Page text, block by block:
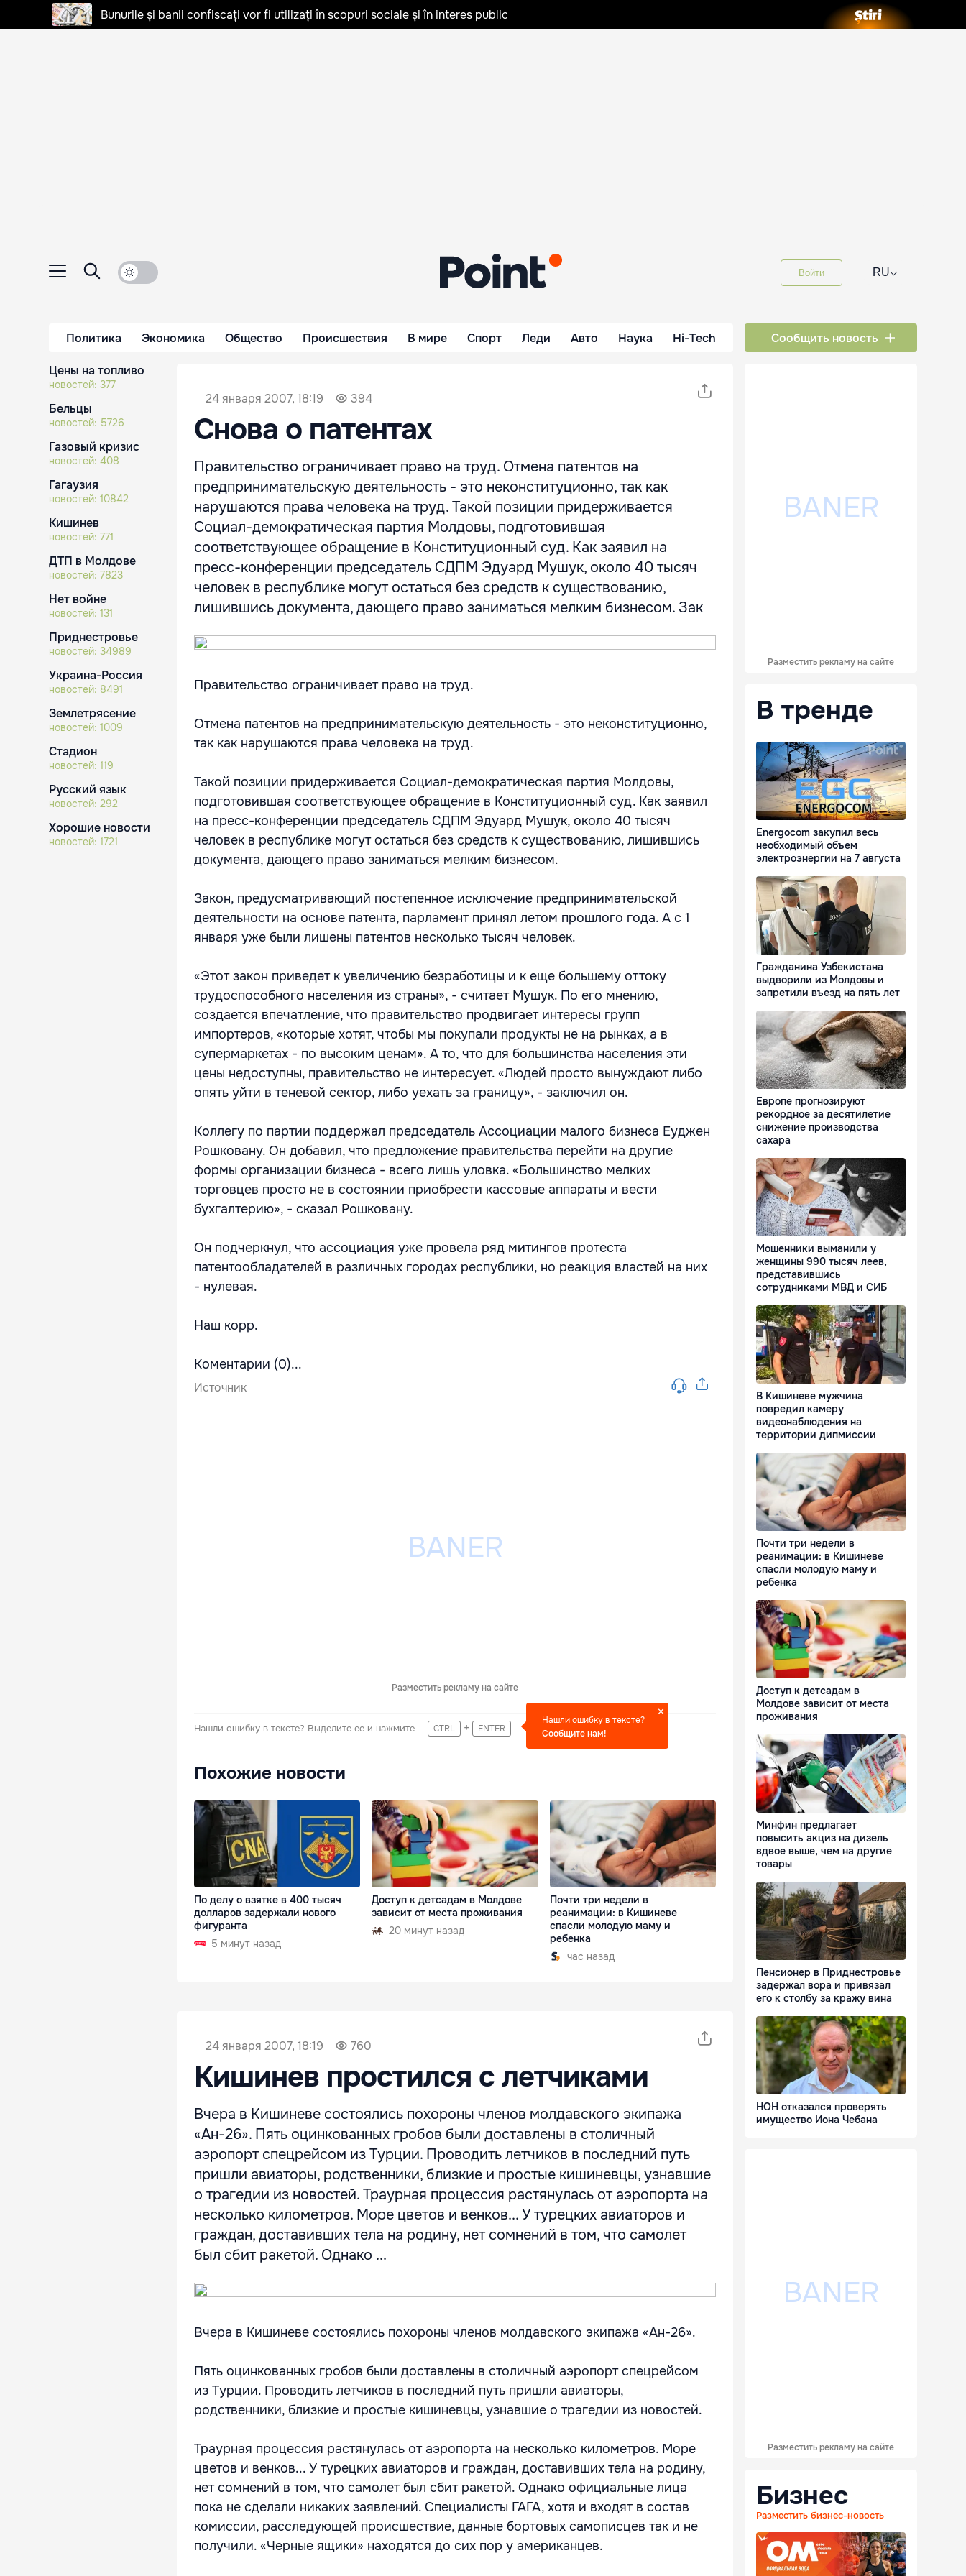
Bunurile și banii confiscați vor fi utilizați în scopuri sociale și în interes public
Войти RU⌵
Политика Экономика Общество Происшествия В мире Спорт Леди Авто Наука Hi-Tech Сообщить новость
Цены на топливо
новостей: 377
Бельцы
новостей: 5726
Газовый кризис
новостей: 408
Гагаузия
новостей: 10842
Кишинев
новостей: 771
ДТП в Молдове
новостей: 7823
Нет войне
новостей: 131
Приднестровье
новостей: 34989
Украина-Россия
новостей: 8491
Землетрясение
новостей: 1009
Стадион
новостей: 119
Русский язык
новостей: 292
Хорошие новости
новостей: 1721
24 января 2007, 18:19 394
Снова о патентах
Правительство ограничивает право на труд. Отмена патентов на
предпринимательскую деятельность - это неконституционно, так как
нарушаются права человека на труд. Такой позиции придерживается
Социал-демократическая партия Молдовы, подготовившая
соответствующее обращение в Конституционный суд. Как заявил на
пресс-конференции председатель СДПМ Эдуард Мушук, около 40 тысяч
человек в республике могут остаться без средств к существованию,
лишившись документа, дающего право заниматься мелким бизнесом. Зак
Правительство ограничивает право на труд.
Отмена патентов на предпринимательскую деятельность - это неконституционно,
так как нарушаются права человека на труд.
Такой позиции придерживается Социал-демократическая партия Молдовы,
подготовившая соответствующее обращение в Конституционный суд. Как заявил
на пресс-конференции председатель СДПМ Эдуард Мушук, около 40 тысяч
человек в республике могут остаться без средств к существованию, лишившись
документа, дающего право заниматься мелким бизнесом.
Закон, предусматривающий постепенное исключение предпринимательской
деятельности на основе патента, парламент принял летом прошлого года. А с 1
января уже были лишены патентов несколько тысяч человек.
«Этот закон приведет к увеличению безработицы и к еще большему оттоку
трудоспособного населения из страны», - считает Мушук. По его мнению,
создается впечатление, что правительство продвигает интересы групп
импортеров, «которые хотят, чтобы мы покупали продукты не на рынках, а в
супермаркетах - по высоким ценам». А то, что для большинства населения эти
цены недоступны, правительство не интересует. «Людей просто вынуждают либо
опять уйти в теневой сектор, либо уехать за границу», - заключил он.
Коллегу по партии поддержал председатель Ассоциации малого бизнеса Еуджен
Рошковану. Он добавил, что предложение правительства перейти на другие
формы организации бизнеса - всего лишь уловка. «Большинство мелких
торговцев просто не в состоянии приобрести кассовые аппараты и вести
бухгалтерию», - сказал Рошковану.
Он подчеркнул, что ассоциация уже провела ряд митингов протеста
патентообладателей в различных городах республики, но реакция властей на них
- нулевая.
Наш корр.
Коментарии (0)...
Источник
Разместить рекламу на сайте
Нашли ошибку в тексте? Выделите ее и нажмите CTRL + ENTER
Нашли ошибку в тексте?
Сообщите нам!
Похожие новости
По делу о взятке в 400 тысяч
долларов задержали нового
фигуранта
5 минут назад
Доступ к детсадам в Молдове
зависит от места проживания
20 минут назад
Почти три недели в
реанимации: в Кишиневе
спасли молодую маму и
ребенка
час назад
24 января 2007, 18:19 760
Кишинев простился с летчиками
Вчера в Кишиневе состоялись похороны членов молдавского экипажа
«Ан-26». Пять оцинкованных гробов были доставлены в столичный
аэропорт спецрейсом из Турции. Проводить летчиков в последний путь
пришли авиаторы, родственники, близкие и простые кишиневцы, узнавшие
о трагедии из новостей. Траурная процессия растянулась от аэропорта на
несколько километров. Море цветов и венков... У турецких авиаторов и
граждан, доставивших тела на родину, нет сомнений в том, что самолет
был сбит ракетой. Однако ...
Вчера в Кишиневе состоялись похороны членов молдавского экипажа «Ан-26».
Пять оцинкованных гробов были доставлены в столичный аэропорт спецрейсом
из Турции. Проводить летчиков в последний путь пришли авиаторы,
родственники, близкие и простые кишиневцы, узнавшие о трагедии из новостей.
Траурная процессия растянулась от аэропорта на несколько километров. Море
цветов и венков... У турецких авиаторов и граждан, доставивших тела на родину,
нет сомнений в том, что самолет был сбит ракетой. Однако официальные лица
пока не сделали никаких заявлений. Специалисты ГАГА, хотя и входят в состав
комиссии, расследующей происшествие, данные бортовых самописцев так и не
получили. «Черные ящики» находятся до сих пор у американцев.
Разместить рекламу на сайте
В тренде
Energocom закупил весь
необходимый объем
электроэнергии на 7 августа
Гражданина Узбекистана
выдворили из Молдовы и
запретили въезд на пять лет
Европе прогнозируют
рекордное за десятилетие
снижение производства
сахара
Мошенники выманили у
женщины 990 тысяч леев,
представившись
сотрудниками МВД и СИБ
В Кишиневе мужчина
повредил камеру
видеонаблюдения на
территории дипмиссии
Почти три недели в
реанимации: в Кишиневе
спасли молодую маму и
ребенка
Доступ к детсадам в
Молдове зависит от места
проживания
Минфин предлагает
повысить акциз на дизель
вдвое выше, чем на другие
товары
Пенсионер в Приднестровье
задержал вора и привязал
его к столбу за кражу вина
НОН отказался проверять
имущество Иона Чебана
Разместить рекламу на сайте
Бизнес
Разместить бизнес-новость